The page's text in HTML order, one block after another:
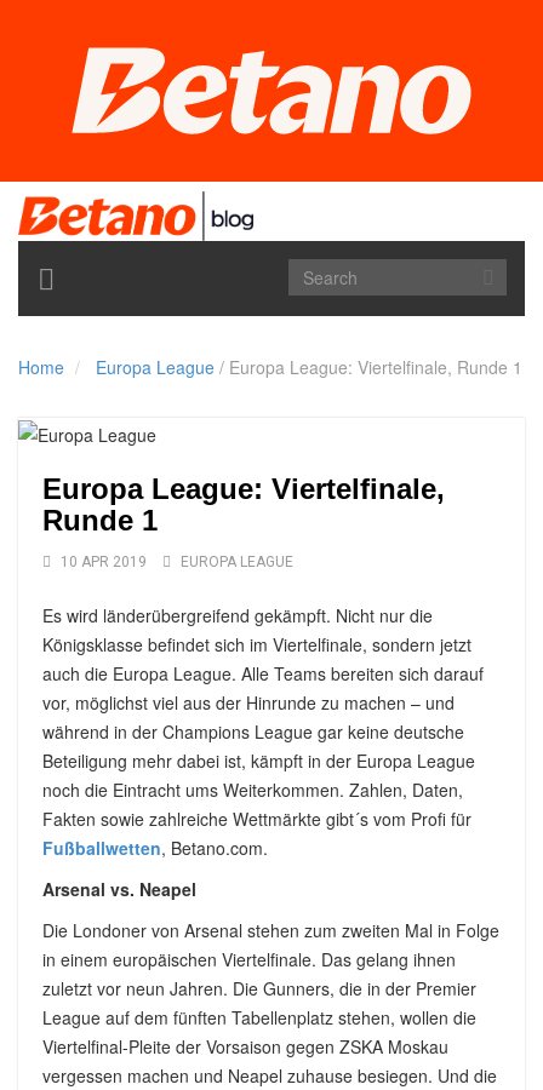
TOGGLE
NAVIGATION
Home Europa League / Europa League: Viertelfinale, Runde 1
Europa League: Viertelfinale,
Runde 1
10 APR 2019 EUROPA LEAGUE
Es wird länderübergreifend gekämpft. Nicht nur die
Königsklasse befindet sich im Viertelfinale, sondern jetzt
auch die Europa League. Alle Teams bereiten sich darauf
vor, möglichst viel aus der Hinrunde zu machen – und
während in der Champions League gar keine deutsche
Beteiligung mehr dabei ist, kämpft in der Europa League
noch die Eintracht ums Weiterkommen. Zahlen, Daten,
Fakten sowie zahlreiche Wettmärkte gibt´s vom Profi für
Fußballwetten, Betano.com.
Arsenal vs. Neapel
Die Londoner von Arsenal stehen zum zweiten Mal in Folge
in einem europäischen Viertelfinale. Das gelang ihnen
zuletzt vor neun Jahren. Die Gunners, die in der Premier
League auf dem fünften Tabellenplatz stehen, wollen die
Viertelfinal-Pleite der Vorsaison gegen ZSKA Moskau
vergessen machen und Neapel zuhause besiegen. Und die